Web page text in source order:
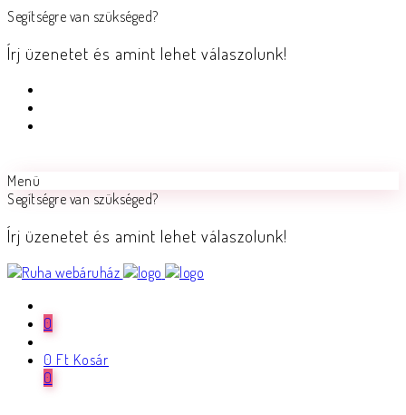
Segítségre van szükséged?
Írj üzenetet és amint lehet válaszolunk!
Menü
Segítségre van szükséged?
Írj üzenetet és amint lehet válaszolunk!
0
0 Ft Kosár
0